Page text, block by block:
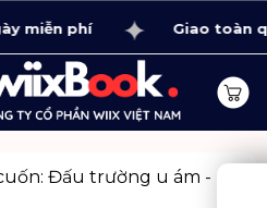
miễn phí Giao toàn